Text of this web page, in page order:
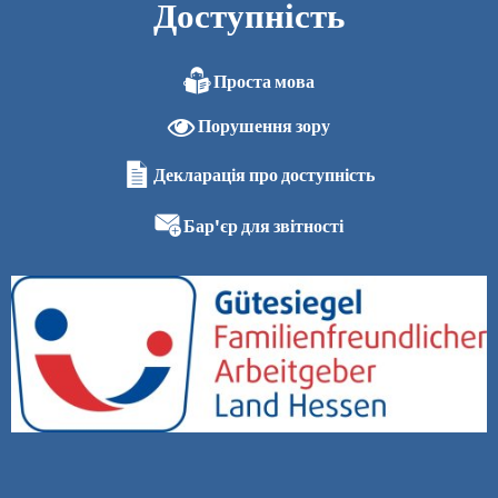
Доступність
Проста мова
Порушення зору
Декларація про доступність
Бар'єр для звітності